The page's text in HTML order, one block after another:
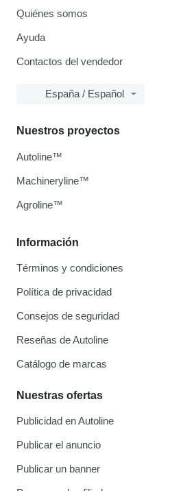
Quiénes somos
Ayuda
Contactos del vendedor
España / Español
Información
Términos y condiciones
Política de privacidad
Consejos de seguridad
Reseñas de Autoline
Catálogo de marcas
Nuestras ofertas
Publicidad en Autoline
Publicar el anuncio
Publicar un banner
Nuestros proyectos
Autoline™
Machineryline™
Agroline™